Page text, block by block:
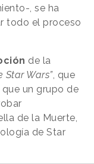
, se ha
todo el proceso
de la
Star Wars”, que
un grupo de
de la Muerte,
de Star